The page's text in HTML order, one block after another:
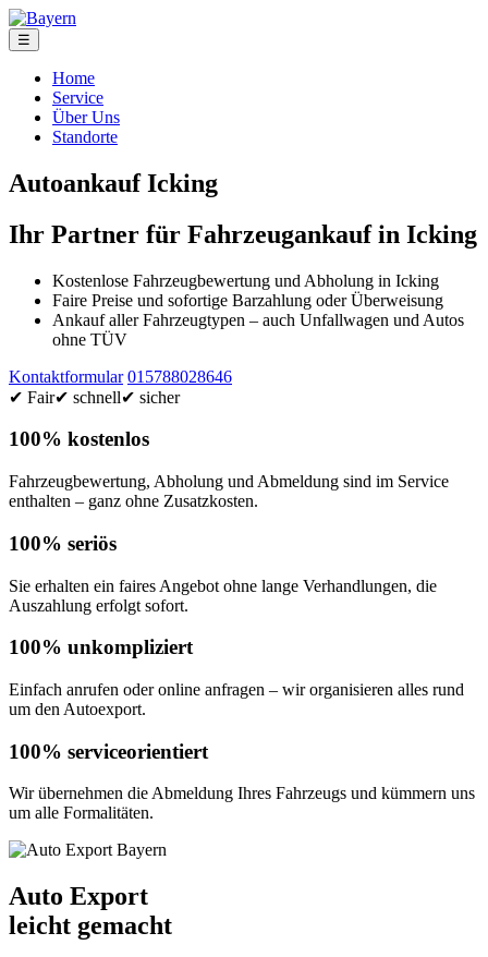
☰
Home
Service
Über Uns
Standorte
Autoankauf Icking
Ihr Partner für Fahrzeugankauf in Icking
Kostenlose Fahrzeugbewertung und Abholung in Icking
Faire Preise und sofortige Barzahlung oder Überweisung
Ankauf aller Fahrzeugtypen – auch Unfallwagen und Autos
ohne TÜV
Kontaktformular 015788028646
✔ Fair✔ schnell✔ sicher
100% kostenlos
Fahrzeugbewertung, Abholung und Abmeldung sind im Service
enthalten – ganz ohne Zusatzkosten.
100% seriös
Sie erhalten ein faires Angebot ohne lange Verhandlungen, die
Auszahlung erfolgt sofort.
100% unkompliziert
Einfach anrufen oder online anfragen – wir organisieren alles rund
um den Autoexport.
100% serviceorientiert
Wir übernehmen die Abmeldung Ihres Fahrzeugs und kümmern uns
um alle Formalitäten.
Auto Export
leicht gemacht